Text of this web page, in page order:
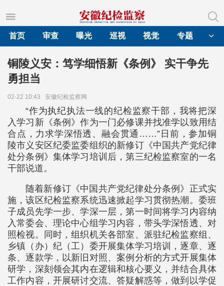
首页
审查 曝光 巡视 视觉 专题
铜陵义安：笃学细悟新《条例》 实干争先
勇担当
02-22 10:43 安徽纪检监察网
“作为执纪执法一线的纪检监察干部，我将把深
入学习新《条例》作为一门必修课并找准学以致用结
合点，力求学深悟透、融会贯通……”日前，参加铜
陵市义安区纪委监委组织的新修订《中国共产党纪律
处分条例》集体学习培训后，第三纪检监察室的一名
干部说道。
随着新修订《中国共产党纪律处分条例》正式实
施，该区纪检监察系统迅速掀起学习贯彻热潮。委班
子成员先学一步、学深一层，第一时间将学习内容纳
入常委会、理论中心组学习内容，带头学深悟透、对
照检视。同时，组织机关各部室、派驻纪检监察组、
乡镇（办）纪（工）委开展集体学习培训，逐章、逐
条、逐款学，以新旧对照、案例分析的方式开展集体
研学，深刻领会其内在逻辑和核心要义，并结合具体
工作内容，开展研讨交流、答疑解惑等，做到以学促